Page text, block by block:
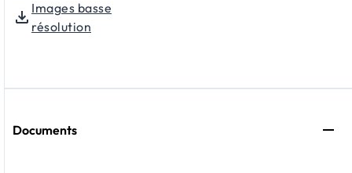
Images basse
résolution
Documents